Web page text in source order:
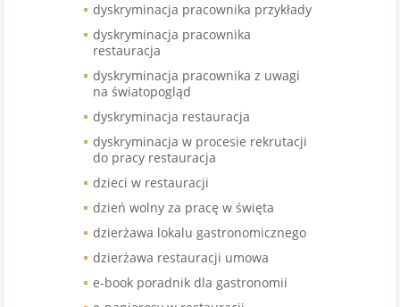
dyskryminacja pracownika przykłady
dyskryminacja pracownika
restauracja
dyskryminacja pracownika z uwagi
na światopogląd
dyskryminacja restauracja
dyskryminacja w procesie rekrutacji
do pracy restauracja
dzieci w restauracji
dzień wolny za pracę w święta
dzierżawa lokalu gastronomicznego
dzierżawa restauracji umowa
e-book poradnik dla gastronomii